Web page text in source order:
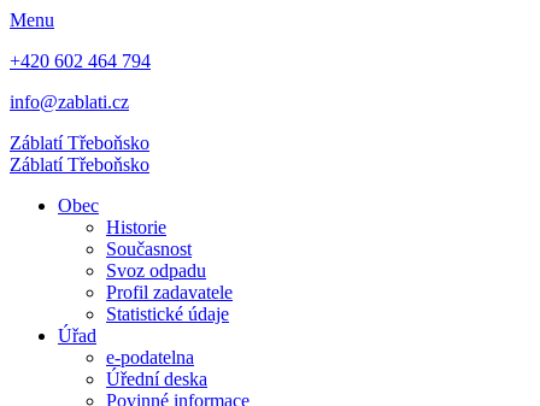
Menu
+420 602 464 794
info@zablati.cz
ZáblatíTřeboňsko
ZáblatíTřeboňsko
Obec
Historie
Současnost
Svoz odpadu
Profil zadavatele
Statistické údaje
Úřad
e-podatelna
Úřední deska
Povinné informace